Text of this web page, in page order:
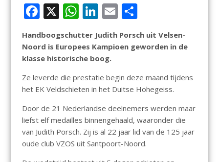
F
ac
e
b
o
o
k
X W
at
s
A
p
p
Li
n
k
e
dI
n
E
ai
D
el
e
Handboogschutter Judith Porsch uit Velsen-
Noord is Europees Kampioen geworden in de
klasse historische boog.
Ze leverde die prestatie begin deze maand tijdens
het EK Veldschieten in het Duitse Hohegeiss.
Door de 21 Nederlandse deelnemers werden maar
liefst elf medailles binnengehaald, waaronder die
van Judith Porsch. Zij is al 22 jaar lid van de 125 jaar
oude club VZOS uit Santpoort-Noord.